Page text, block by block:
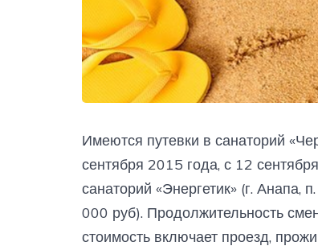
Имеются путевки в санаторий
сентября 2015 года, с 12
санаторий «Энергетик» (г. Анапа,
000 руб). Продолжительность
стоимость включает проезд,